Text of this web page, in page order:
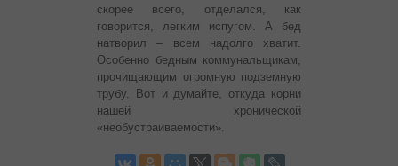
скорее всего, отделался, как
говорится, легким испугом. А бед
натворил – всем надолго хватит.
Особенно бедным коммунальщикам,
прочищающим огромную подземную
трубу. Вот и думайте, откуда корни
нашей хронической
«необустраиваемости».